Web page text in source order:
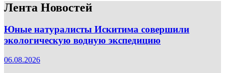
Лента Новостей
Юные натуралисты Искитима совершили
экологическую водную экспедицию
06.08.2026